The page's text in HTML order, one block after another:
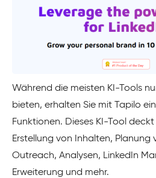
Während die meisten KI-Tools
bieten, erhalten Sie mit Tapilo
Funktionen. Dieses KI-Tool
Erstellung von Inhalten, Planung
Outreach, Analysen, LinkedIn
Erweiterung und mehr.